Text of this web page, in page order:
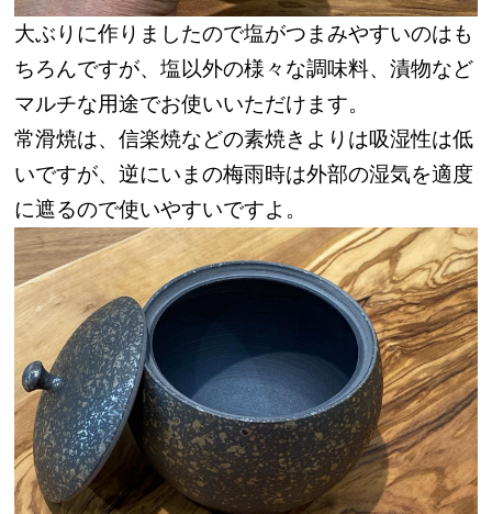
大ぶりに作りましたので塩がつまみやすいのはも
ちろんですが、塩以外の様々な調味料、漬物など
マルチな用途でお使いいただけます。
常滑焼は、信楽焼などの素焼きよりは吸湿性は低
いですが、逆にいまの梅雨時は外部の湿気を適度
に遮るので使いやすいですよ。